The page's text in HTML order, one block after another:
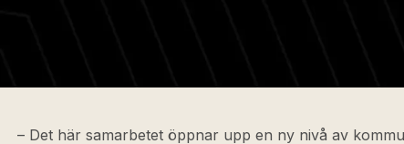
– Det här samarbetet öppnar upp en ny nivå av